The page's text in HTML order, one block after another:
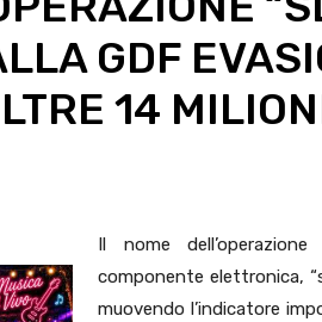
GDF
14
Il nome
componente elettronica,
muovendo l’indicatore